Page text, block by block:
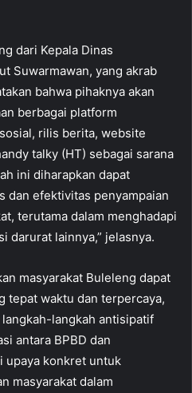
dari Kepala Dinas
Suwarmawan, yang akrab
bahwa pihaknya akan
berbagai platform
rilis berita, website
talky (HT) sebagai sarana
ini diharapkan dapat
dan efektivitas penyampaian
terutama dalam menghadapi
darurat lainnya,” jelasnya.
masyarakat Buleleng dapat
tepat waktu dan terpercaya,
langkah antisipatif
antara BPBD dan
upaya konkret untuk
masyarakat dalam